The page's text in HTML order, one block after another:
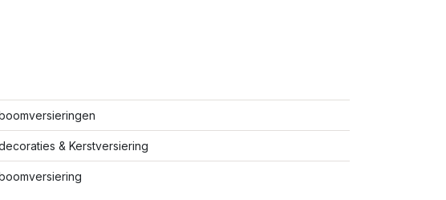
& Kerstversiering